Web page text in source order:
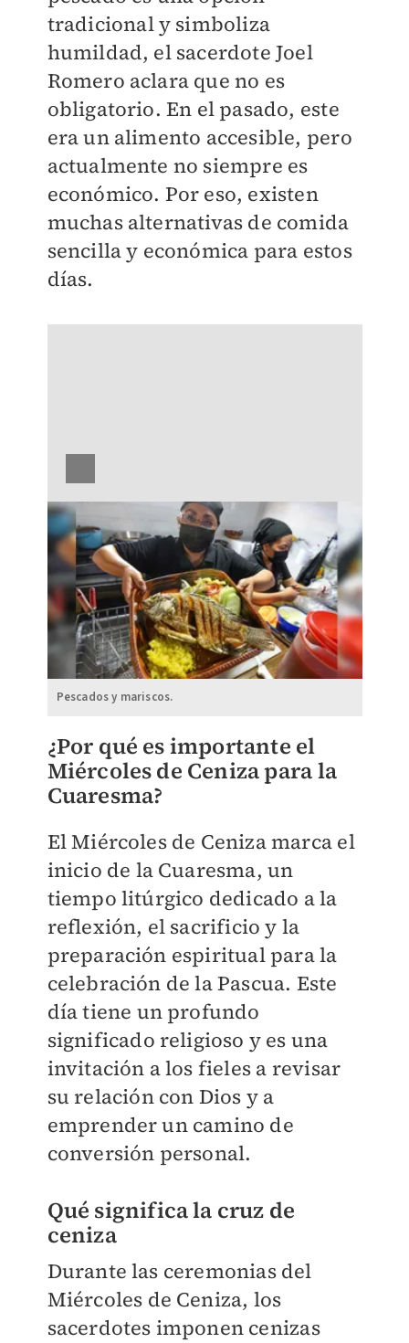
tradicional y simboliza
humildad, el sacerdote Joel
Romero aclara que no es
obligatorio. En el pasado, este
era un alimento accesible, pero
actualmente no siempre es
económico. Por eso, existen
muchas alternativas de comida
sencilla y económica para estos
días.
Pescados y mariscos.
¿Por qué es importante el
Miércoles de Ceniza para la
Cuaresma?
El Miércoles de Ceniza marca el
inicio de la Cuaresma, un
tiempo litúrgico dedicado a la
reflexión, el sacrificio y la
preparación espiritual para la
celebración de la Pascua. Este
día tiene un profundo
significado religioso y es una
invitación a los fieles a revisar
su relación con Dios y a
emprender un camino de
conversión personal.
Qué significa la cruz de
ceniza
Durante las ceremonias del
Miércoles de Ceniza, los
sacerdotes imponen cenizas